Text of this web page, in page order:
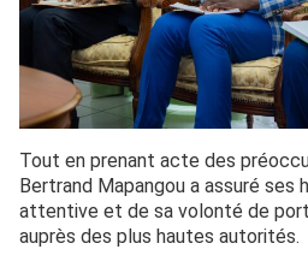
Tout en prenant acte des
Bertrand Mapangou a assuré ses
attentive et de sa volonté de
auprès des plus hautes autorités.